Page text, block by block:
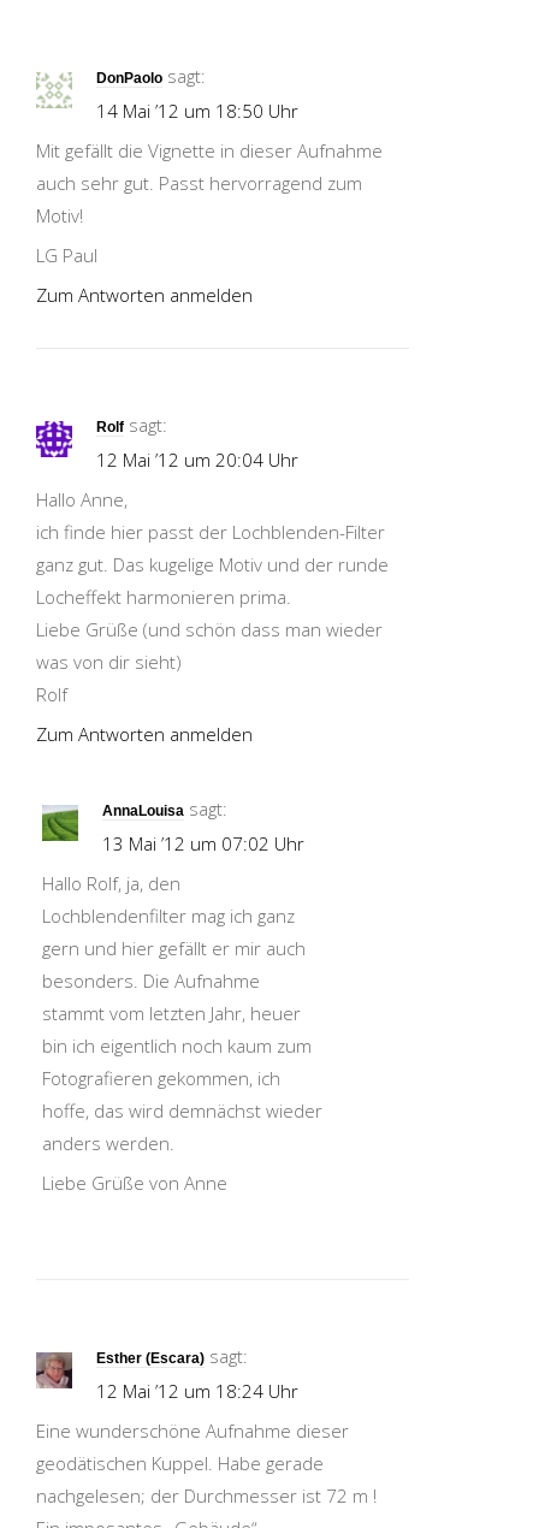
DonPaolo sagt:
14 Mai ’12 um 18:50 Uhr
Mit gefällt die Vignette in dieser Aufnahme
auch sehr gut. Passt hervorragend zum
Motiv!
LG Paul
Zum Antworten anmelden
Rolf sagt:
12 Mai ’12 um 20:04 Uhr
Hallo Anne,
ich finde hier passt der Lochblenden-Filter
ganz gut. Das kugelige Motiv und der runde
Locheffekt harmonieren prima.
Liebe Grüße (und schön dass man wieder
was von dir sieht)
Rolf
Zum Antworten anmelden
AnnaLouisa sagt:
13 Mai ’12 um 07:02 Uhr
Hallo Rolf, ja, den
Lochblendenfilter mag ich ganz
gern und hier gefällt er mir auch
besonders. Die Aufnahme
stammt vom letzten Jahr, heuer
bin ich eigentlich noch kaum zum
Fotografieren gekommen, ich
hoffe, das wird demnächst wieder
anders werden.
Liebe Grüße von Anne
Esther (Escara) sagt:
12 Mai ’12 um 18:24 Uhr
Eine wunderschöne Aufnahme dieser
geodätischen Kuppel. Habe gerade
nachgelesen; der Durchmesser ist 72 m !